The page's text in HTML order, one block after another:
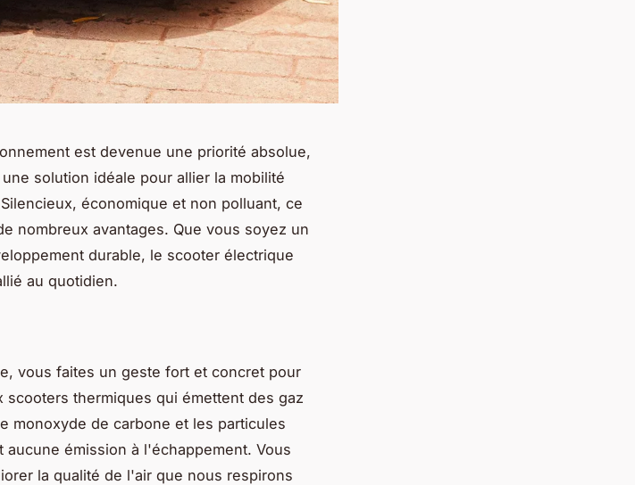
est devenue une priorité absolue,
solution idéale pour allier la mobilité
économique et non polluant, ce
nombreux avantages. Que vous soyez un
durable, le scooter électrique
au quotidien.
vous faites un geste fort et concret pour
thermiques qui émettent des gaz
monoxyde de carbone et les particules
émission à l'échappement. Vous
la qualité de l'air que nous respirons